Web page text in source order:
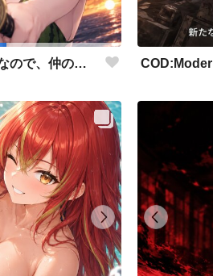
スイカの日だそうなので、仲の良い先輩後輩でスイカ割り（意味深）